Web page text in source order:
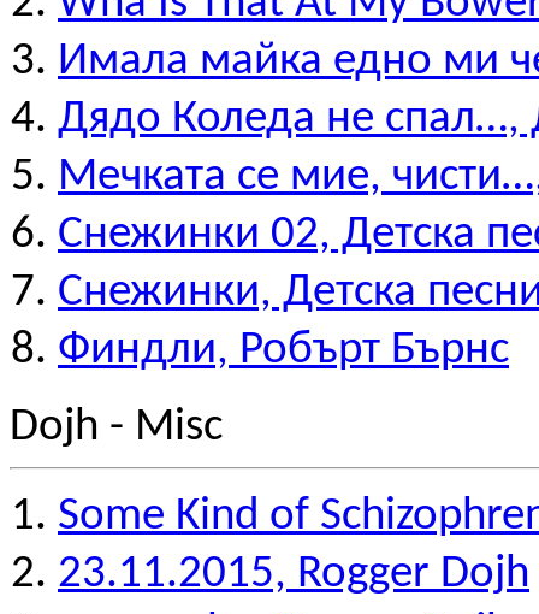
Имала майка едно ми
Дядо Коледа не спал…,
Мечката се мие,
Снежинки 02, Детска
Снежинки, Детска
Финдли, Робърт Бърнс
Dojh - Misc
Some Kind of
23.11.2015, Rogger Dojh